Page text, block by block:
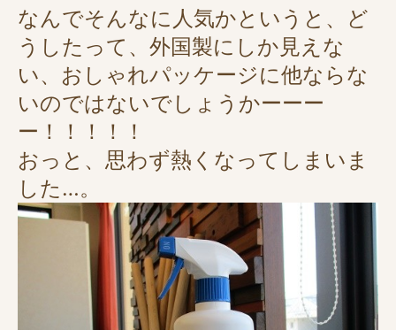
なんでそんなに人気かというと、ど
うしたって、外国製にしか見えな
い、おしゃれパッケージに他ならな
いのではないでしょうかーーー
ー！！！！！
おっと、思わず熱くなってしまいま
した…。